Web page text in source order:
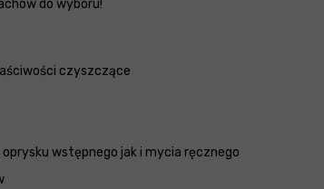
do wyboru!
czyszczące
wstępnego jak i mycia ręcznego